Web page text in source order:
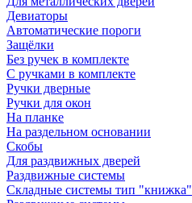
Девиаторы
Автоматические пороги
Защёлки
Без ручек в комплекте
С ручками в комплекте
Ручки дверные
Ручки для окон
На планке
На раздельном основании
Скобы
Для раздвижных дверей
Раздвижные системы
Складные системы тип "книжка"